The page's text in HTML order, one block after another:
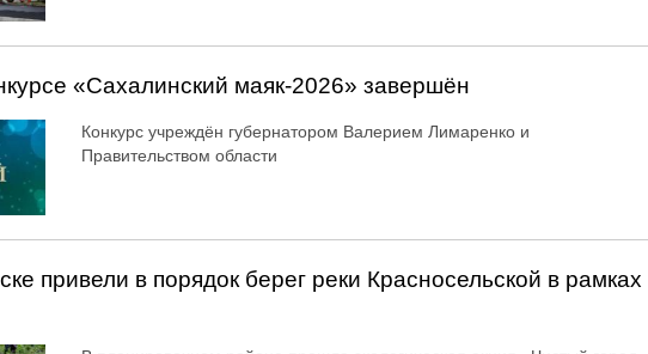
«Сахалинский маяк‑2026» завершён
Конкурс учреждён губернатором Валерием Лимаренко и
Правительством области
привели в порядок берег реки Красносельской в рамках